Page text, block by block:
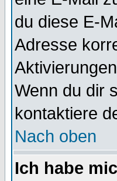
du diese E-
Adresse
Wenn du dir
kontaktiere
Nach oben
Ich habe